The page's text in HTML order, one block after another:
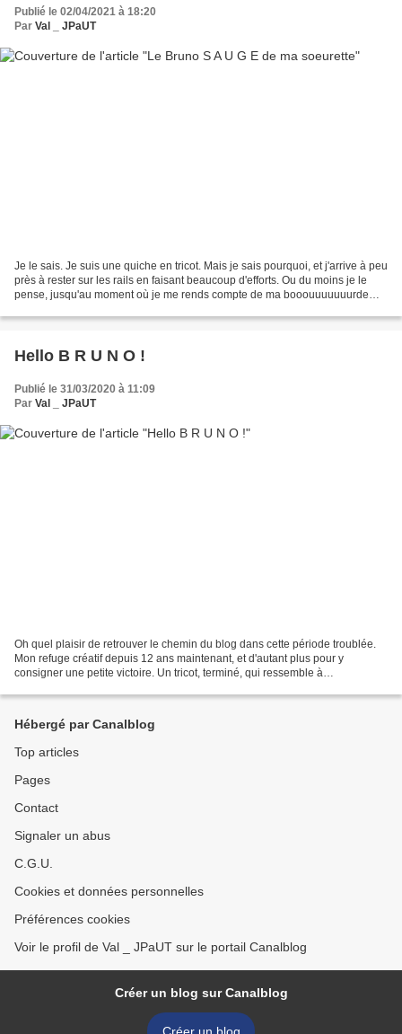
Publié le 02/04/2021 à 18:20
Par Val _ JPaUT
Je le sais. Je suis une quiche en tricot. Mais je sais pourquoi, et j'arrive à peu
près à rester sur les rails en faisant beaucoup d'efforts. Ou du moins je le
pense, jusqu'au moment où je me rends compte de ma booouuuuuuurde
Hello B R U N O !
Publié le 31/03/2020 à 11:09
Par Val _ JPaUT
Oh quel plaisir de retrouver le chemin du blog dans cette période troublée.
Mon refuge créatif depuis 12 ans maintenant, et d'autant plus pour y
consigner une petite victoire. Un tricot, terminé, qui ressemble à
Hébergé par Canalblog
Top articles
Pages
Contact
Signaler un abus
C.G.U.
Cookies et données personnelles
Préférences cookies
Voir le profil de Val _ JPaUT sur le portail Canalblog
Créer un blog sur Canalblog